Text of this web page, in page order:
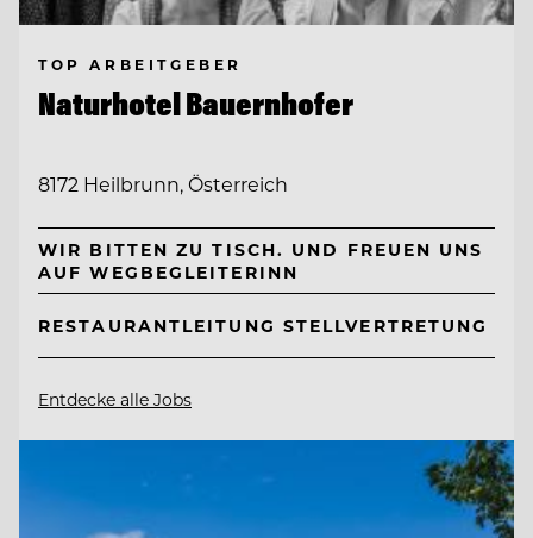
TOP ARBEITGEBER
Naturhotel Bauernhofer
8172 Heilbrunn, Österreich
WIR BITTEN ZU TISCH. UND FREUEN UNS
AUF WEGBEGLEITERINN
RESTAURANTLEITUNG STELLVERTRETUNG
Entdecke alle Jobs